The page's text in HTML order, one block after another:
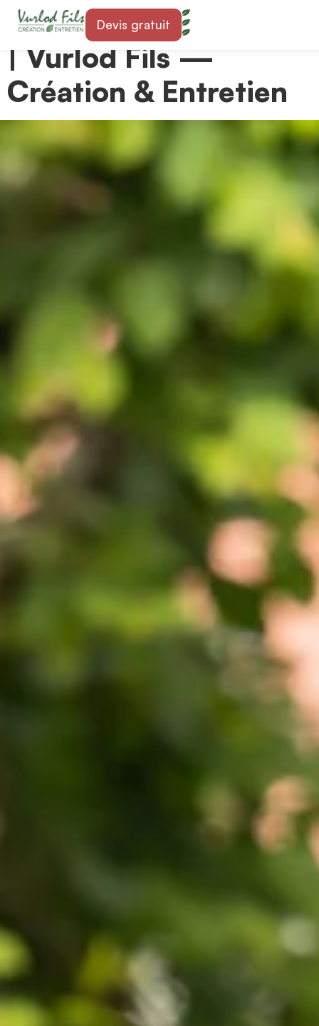
Devis gratuit
Paysagiste à Mex 1031
| Vurlod Fils —
Création & Entretien